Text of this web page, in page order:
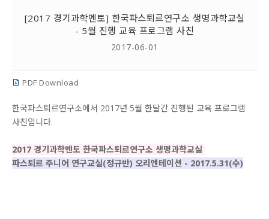
[2017 경기과학멘토] 한국파스퇴르연구소 생명과학교실
- 5월 진행 교육 프로그램 사진
2017-06-01
PDF Download
한국파스퇴르연구소에서 2017년 5월 한달간 진행된 교육 프로그램
사진입니다.
2017 경기과학멘토 한국파스퇴르연구소 생명과학교실
파스퇴르 주니어 연구교실(정규반) 오리엔테이션 - 2017.5.31(수)